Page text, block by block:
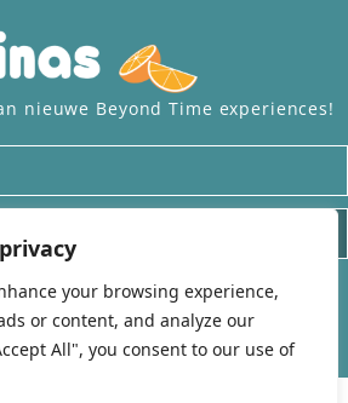
your browsing experience,
or content, and analyze our
All", you consent to our use of
nieuwe Beyond Time experiences!
aanbeyond-time.org– Onderdeel van